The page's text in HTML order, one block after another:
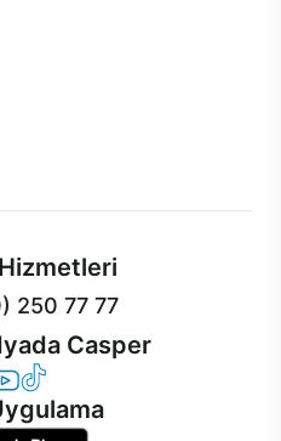
250 77 77
Casper
LinkedIn
YouTube
Casper TikTok